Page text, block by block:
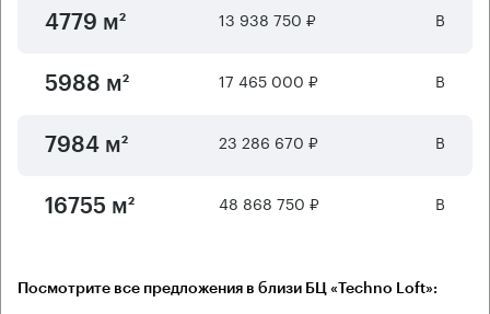
4779 м² 13 938 750 ₽ B
5988 м² 17 465 000 ₽ B
7984 м² 23 286 670 ₽ B
16755 м² 48 868 750 ₽ B
Посмотрите все предложения в близи БЦ «Techno Loft»: